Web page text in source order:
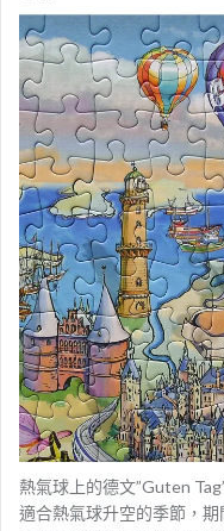
熱氣球上的德文”Guten
適合熱氣球升空的季節，